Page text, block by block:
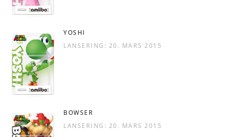
YOSHI
LANSERING: 20. MARS 2015
BOWSER
LANSERING: 20. MARS 2015